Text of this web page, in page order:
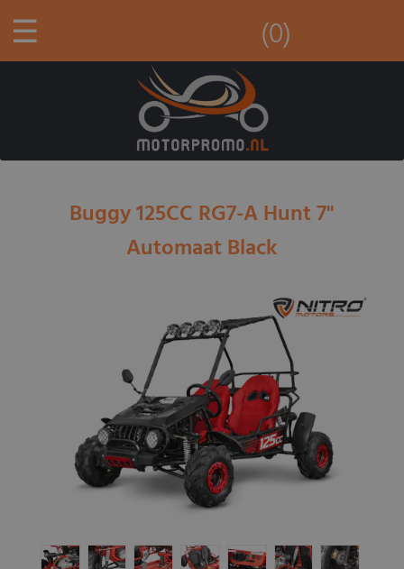
☰ (0)
Buggy 125CC RG7-A Hunt 7''
Automaat Black